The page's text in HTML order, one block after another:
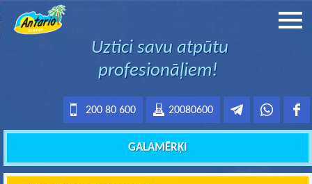
Uztici savu atpūtu
profesionāļiem!
20080600
200 80 600
GALAMĒRĶI